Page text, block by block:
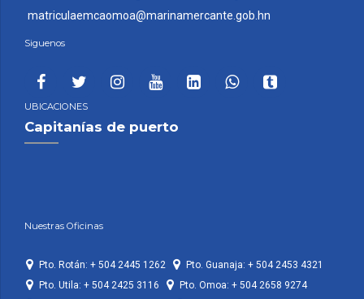
matriculaemcaomoa@marinamercante.gob.hn
Siguenos
UBICACIONES
Capitanías de puerto
Nuestras Oficinas
Pto. Rotán: + 504 2445 1262
Pto. Guanaja: + 504 2453 4321
Pto. Utila: + 504 2425 3116
Pto. Omoa: + 504 2658 9274